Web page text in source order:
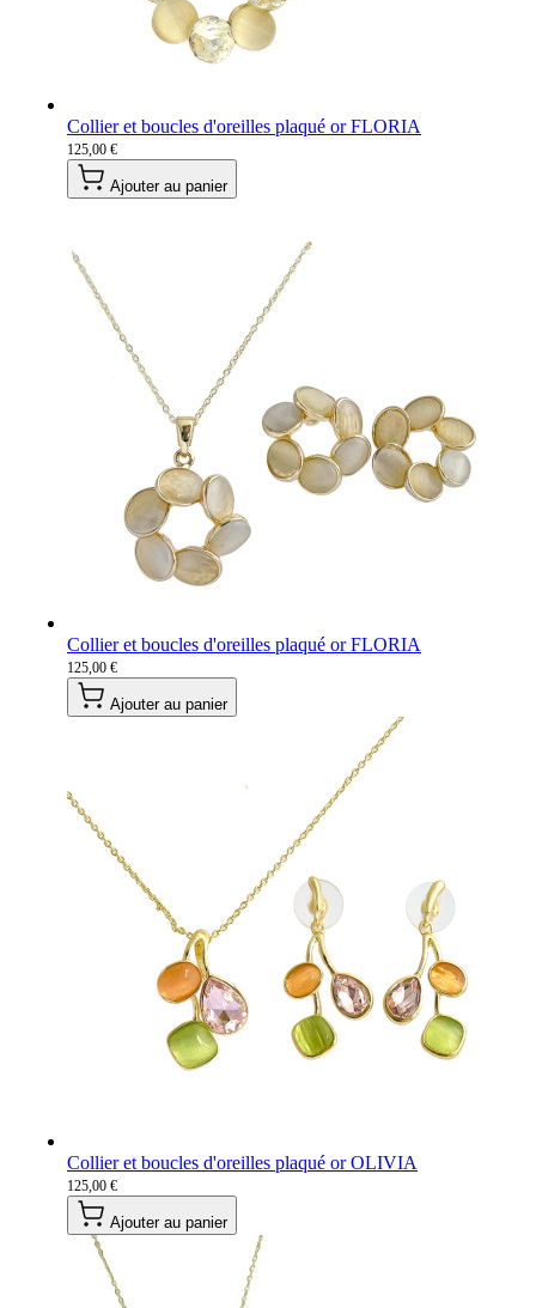
Collier et boucles d'oreilles plaqué or FLORIA
125,00 €
Ajouter au panier
Collier et boucles d'oreilles plaqué or FLORIA
125,00 €
Ajouter au panier
Collier et boucles d'oreilles plaqué or OLIVIA
125,00 €
Ajouter au panier